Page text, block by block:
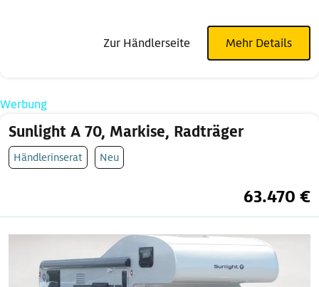
Zur Händlerseite Mehr Details
Werbung
Sunlight A 70, Markise, Radträger
Händlerinserat Neu
63.470 €